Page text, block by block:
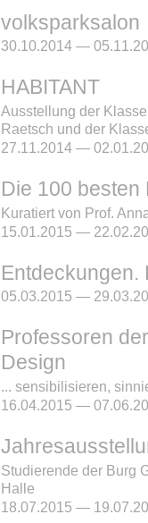
volksparksalon
30.10.2014 —
HABITANT
Ausstellung der
Raetsch und der
27.11.2014 —
Die 100 besten
Kuratiert von Prof.
15.01.2015 —
Entdeckungen.
05.03.2015 —
Professoren
Design
... sensibilisieren,
16.04.2015 —
Studierende der Burg
Halle
18.07.2015 —